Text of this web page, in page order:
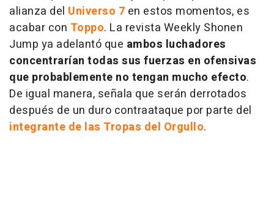
alianza del Universo 7 en estos momentos, es
acabar con Toppo. La revista Weekly Shonen
Jump ya adelantó que ambos luchadores
concentrarían todas sus fuerzas en ofensivas
que probablemente no tengan mucho efecto.
De igual manera, señala que serán derrotados
después de un duro contraataque por parte del
integrante de las Tropas del Orgullo.